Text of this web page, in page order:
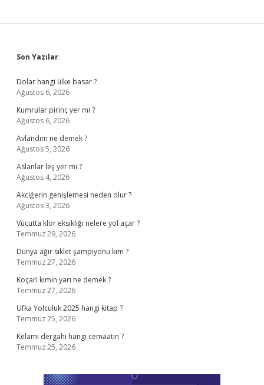
Sidebar
Son Yazılar
Dolar hangi ülke basar ?
Ağustos 6, 2026
Kumrular pirinç yer mi ?
Ağustos 6, 2026
Avlandım ne demek ?
Ağustos 5, 2026
Aslanlar leş yer mi ?
Ağustos 4, 2026
Akciğerin genişlemesi neden olur ?
Ağustos 3, 2026
Vücutta klor eksikliği nelere yol açar ?
Temmuz 29, 2026
Dünya ağır sıklet şampiyonu kim ?
Temmuz 27, 2026
Koçari kimin yarı ne demek ?
Temmuz 27, 2026
Ufka Yolculuk 2025 hangi kitap ?
Temmuz 25, 2026
Kelami dergahı hangi cemaatin ?
Temmuz 25, 2026